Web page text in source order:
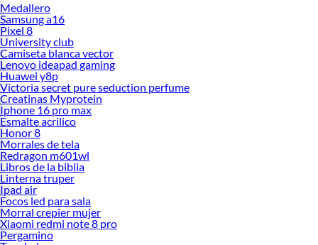
Medallero
Samsung a16
Pixel 8
University club
Camiseta blanca vector
Lenovo ideapad gaming
Huawei y8p
Victoria secret pure seduction perfume
Creatinas Myprotein
Iphone 16 pro max
Esmalte acrilico
Honor 8
Morrales de tela
Redragon m601wl
Libros de la biblia
Linterna truper
Ipad air
Focos led para sala
Morral crepier mujer
Xiaomi redmi note 8 pro
Pergamino